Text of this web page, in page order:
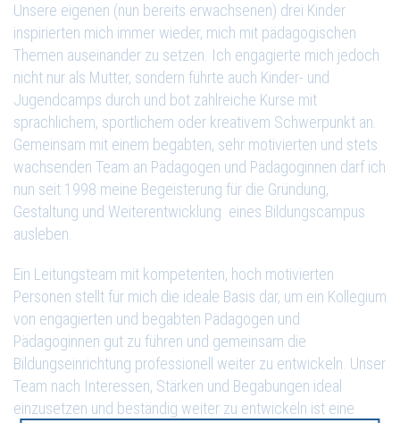
Unsere eigenen (nun bereits erwachsenen) drei Kinder
inspirierten mich immer wieder, mich mit pädagogischen
Themen auseinander zu setzen. Ich engagierte mich jedoch
nicht nur als Mutter, sondern führte auch Kinder- und
Jugendcamps durch und bot zahlreiche Kurse mit
sprachlichem, sportlichem oder kreativem Schwerpunkt an.
Gemeinsam mit einem begabten, sehr motivierten und stets
wachsenden Team an Pädagogen und Pädagoginnen darf ich
nun seit 1998 meine Begeisterung für die Gründung,
Gestaltung und Weiterentwicklung eines Bildungscampus
ausleben.
Ein Leitungsteam mit kompetenten, hoch motivierten
Personen stellt für mich die ideale Basis dar, um ein Kollegium
von engagierten und begabten Pädagogen und
Pädagoginnen gut zu führen und gemeinsam die
Bildungseinrichtung professionell weiter zu entwickeln. Unser
Team nach Interessen, Stärken und Begabungen ideal
einzusetzen und beständig weiter zu entwickeln ist eine